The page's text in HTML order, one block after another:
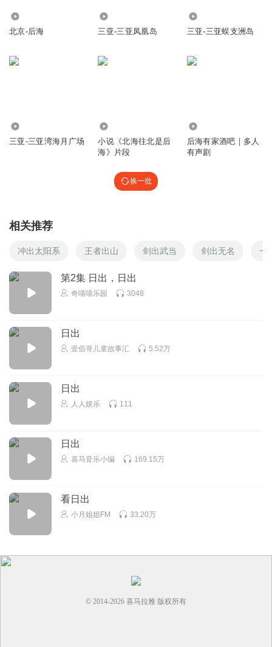
北京-后海 三亚-三亚凤凰岛 三亚-三亚蜈支洲岛
三亚-三亚湾海月广场
小说《北海往北是后
海》片段
后海有家酒吧｜多人
有声剧
换一批
相关推荐
冲出太阳系 王者出山 剑出武当 剑出无名 一
第2集 日出，日出
奇喵喵乐园 3048
日出
壹佰哥儿童故事汇 5.52万
日出
人人娱乐 111
日出
喜马音乐小编 169.15万
看日出
小月姐姐FM 33.20万
© 2014-2026 喜马拉雅 版权所有